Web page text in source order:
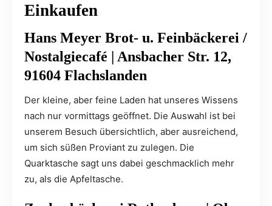
Einkaufen
Hans Meyer Brot- u. Feinbäckerei /
Nostalgiecafé | Ansbacher Str. 12,
91604 Flachslanden
Der kleine, aber feine Laden hat unseres Wissens
nach nur vormittags geöffnet. Die Auswahl ist bei
unserem Besuch übersichtlich, aber ausreichend,
um sich süßen Proviant zu zulegen. Die
Quarktasche sagt uns dabei geschmacklich mehr
zu, als die Apfeltasche.